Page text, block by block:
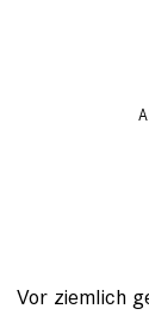
Vor ziemlich